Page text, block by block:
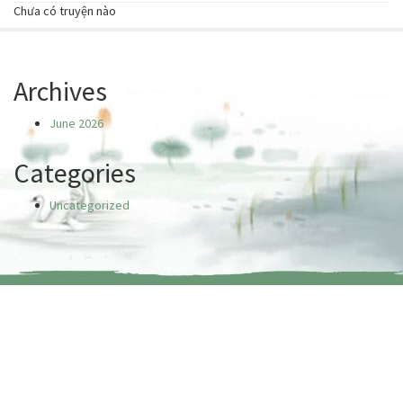
Chưa có truyện nào
Archives
June 2026
Categories
Uncategorized